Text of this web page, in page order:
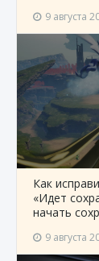
9 августа
Как
«Идет
начать
9 августа